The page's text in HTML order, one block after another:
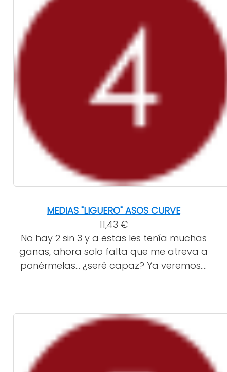
MEDIAS "LIGUERO" ASOS CURVE
11,43 €
No hay 2 sin 3 y a estas les tenía muchas
ganas, ahora solo falta que me atreva a
ponérmelas... ¿seré capaz? Ya veremos....